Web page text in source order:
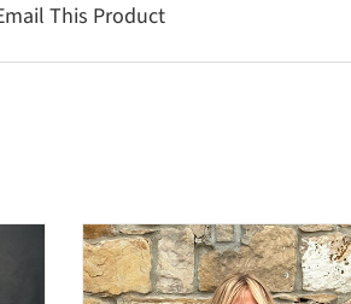
This Product